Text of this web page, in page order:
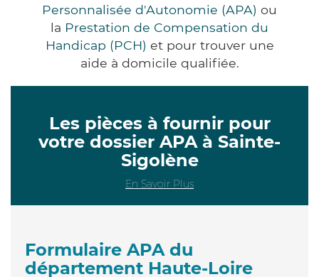
Personnalisée d'Autonomie (APA) ou
la Prestation de Compensation du
Handicap (PCH) et pour trouver une
aide à domicile qualifiée.
Les pièces à fournir pour
votre dossier APA à Sainte-
Sigolène
En Savoir Plus
Formulaire APA du
département Haute-Loire